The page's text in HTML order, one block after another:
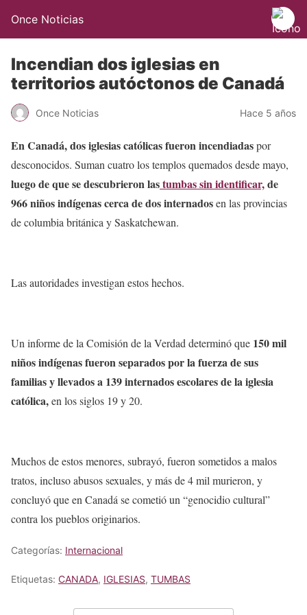
Once Noticias
Incendian dos iglesias en
territorios autóctonos de Canadá
Once Noticias Hace 5 años
En Canadá,dos iglesias católicas fueron incendiadaspor
desconocidos. Suman cuatro los templos quemados desde mayo,
luego de que se descubrieron lastumbas sin identificar,de
966 niños indígenas cerca de dos internadosen las provincias
de columbia británica y Saskatchewan.
Las autoridades investigan estos hechos.
Un informe de la Comisión de la Verdad determinó que 150 mil
niños indígenas fueron separados por la fuerza de sus
familias y llevados a 139 internados escolares de la iglesia
católica,en los siglos 19 y 20.
Muchos de estos menores, subrayó, fueron sometidos a malos
tratos, incluso abusos sexuales, y más de 4 mil murieron, y
concluyó que en Canadá se cometió un “genocidio cultural”
contra los pueblos originarios.
Categorías: Internacional
Etiquetas: CANADA, IGLESIAS, TUMBAS